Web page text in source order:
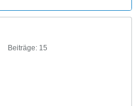
Beiträge: 15